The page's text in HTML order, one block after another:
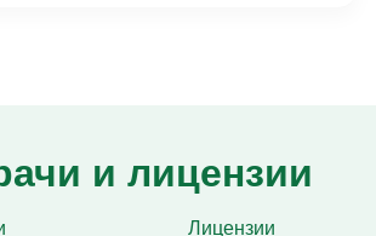
и лицензии
Лицензии